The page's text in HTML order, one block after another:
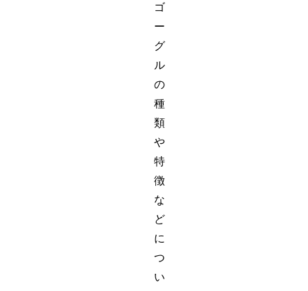
ゴ
ー
グ
ル
の
種
類
や
特
徴
な
ど
に
つ
い